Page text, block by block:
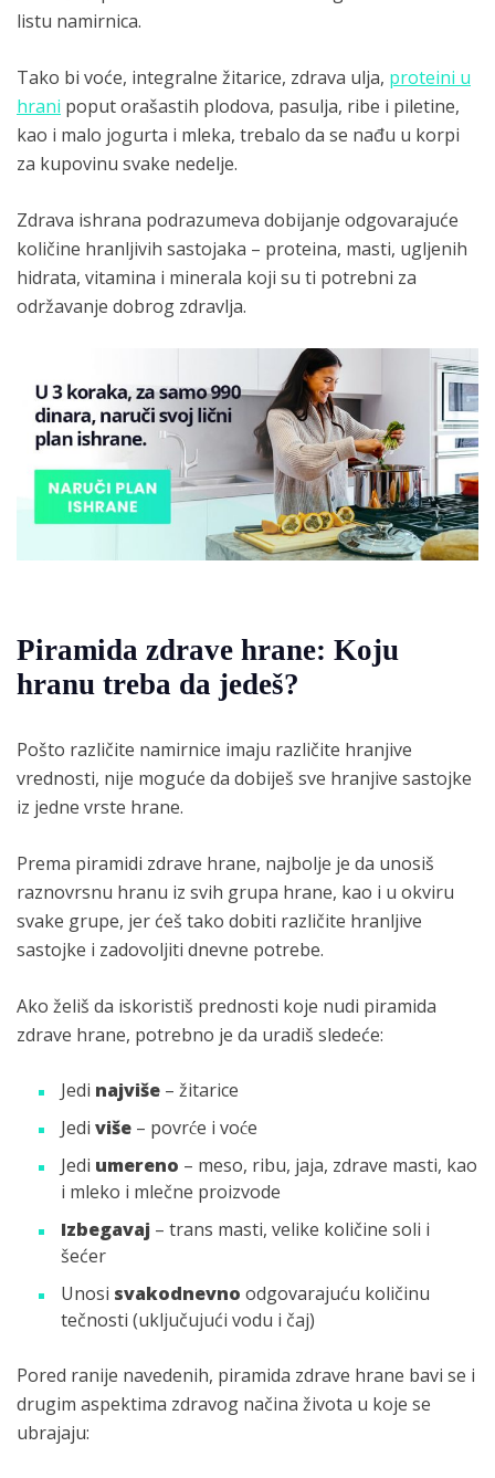
listu namirnica.
Tako bi voće, integralne žitarice, zdrava ulja, proteini u
hrani poput orašastih plodova, pasulja, ribe i piletine,
kao i malo jogurta i mleka, trebalo da se nađu u korpi
za kupovinu svake nedelje.
Zdrava ishrana podrazumeva dobijanje odgovarajuće
količine hranljivih sastojaka – proteina, masti, ugljenih
hidrata, vitamina i minerala koji su ti potrebni za
održavanje dobrog zdravlja.
Piramida zdrave hrane: Koju
hranu treba da jedeš?
Pošto različite namirnice imaju različite hranjive
vrednosti, nije moguće da dobiješ sve hranjive sastojke
iz jedne vrste hrane.
Prema piramidi zdrave hrane, najbolje je da unosiš
raznovrsnu hranu iz svih grupa hrane, kao i u okviru
svake grupe, jer ćeš tako dobiti različite hranljive
sastojke i zadovoljiti dnevne potrebe.
Ako želiš da iskoristiš prednosti koje nudi piramida
zdrave hrane, potrebno je da uradiš sledeće:
Jedi najviše – žitarice
Jedi više – povrće i voće
Jedi umereno – meso, ribu, jaja, zdrave masti, kao
i mleko i mlečne proizvode
Izbegavaj – trans masti, velike količine soli i
šećer
Unosi svakodnevno odgovarajuću količinu
tečnosti (uključujući vodu i čaj)
Pored ranije navedenih, piramida zdrave hrane bavi se i
drugim aspektima zdravog načina života u koje se
ubrajaju: